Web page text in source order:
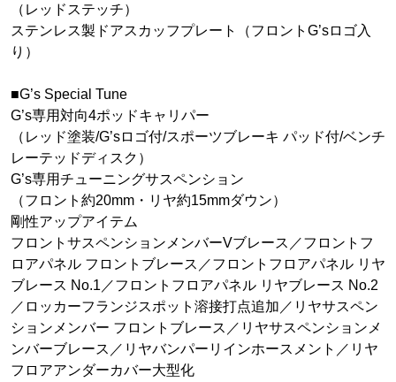
（レッドステッチ）
ステンレス製ドアスカッフプレート（フロントG’sロゴ入
り）
■G’s Special Tune
G’s専用対向4ポッドキャリパー
（レッド塗装/G’sロゴ付/スポーツブレーキ パッド付/ベンチ
レーテッドディスク）
G’s専用チューニングサスペンション
（フロント約20mm・リヤ約15mmダウン）
剛性アップアイテム
フロントサスペンションメンバーVブレース／フロントフ
ロアパネル フロントブレース／フロントフロアパネル リヤ
ブレース No.1／フロントフロアパネル リヤブレース No.2
／ロッカーフランジスポット溶接打点追加／リヤサスペン
ションメンバー フロントブレース／リヤサスペンションメ
ンバーブレース／リヤバンパーリインホースメント／リヤ
フロアアンダーカバー大型化